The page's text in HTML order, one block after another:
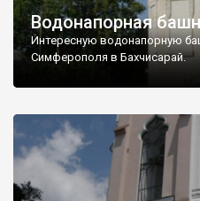
Водонапорная
Интересную водонапорную
Симферополя в Бахчисарай.